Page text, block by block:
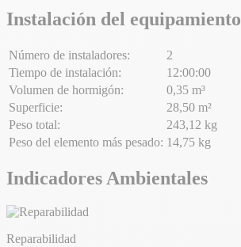
Instalación del equipamiento
Número de instaladores:
2
Tiempo de instalación:
12:00:00
Volumen de hormigón:
0,35 m³
Superficie:
28,50 m²
Peso total:
243,12 kg
Peso del elemento más pesado: 14,75 kg
Indicadores Ambientales
Reparabilidad